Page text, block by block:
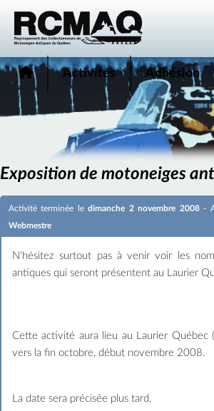
Activités Adhésion
Exposition de motoneiges
Activité terminée ledimanche 2 novembre 2008-
Webmestre
N'hésitez surtout pas à venir voir les
antiques qui seront présentent au Laurier
Cette activité aura lieu au Laurier Québec
vers la fin octobre, début novembre 2008.
La date sera précisée plus tard.